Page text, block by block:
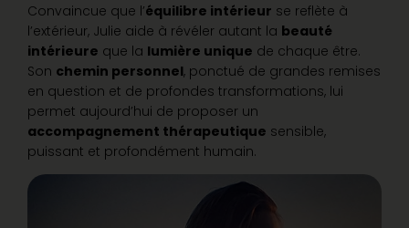
Convaincue que l’équilibre intérieur se reflète à
l’extérieur, Julie aide à révéler autant la beauté
intérieure que la lumière unique de chaque être.
Son chemin personnel, ponctué de grandes remises
en question et de profondes transformations, lui
permet aujourd’hui de proposer un
accompagnement thérapeutique sensible,
puissant et profondément humain.